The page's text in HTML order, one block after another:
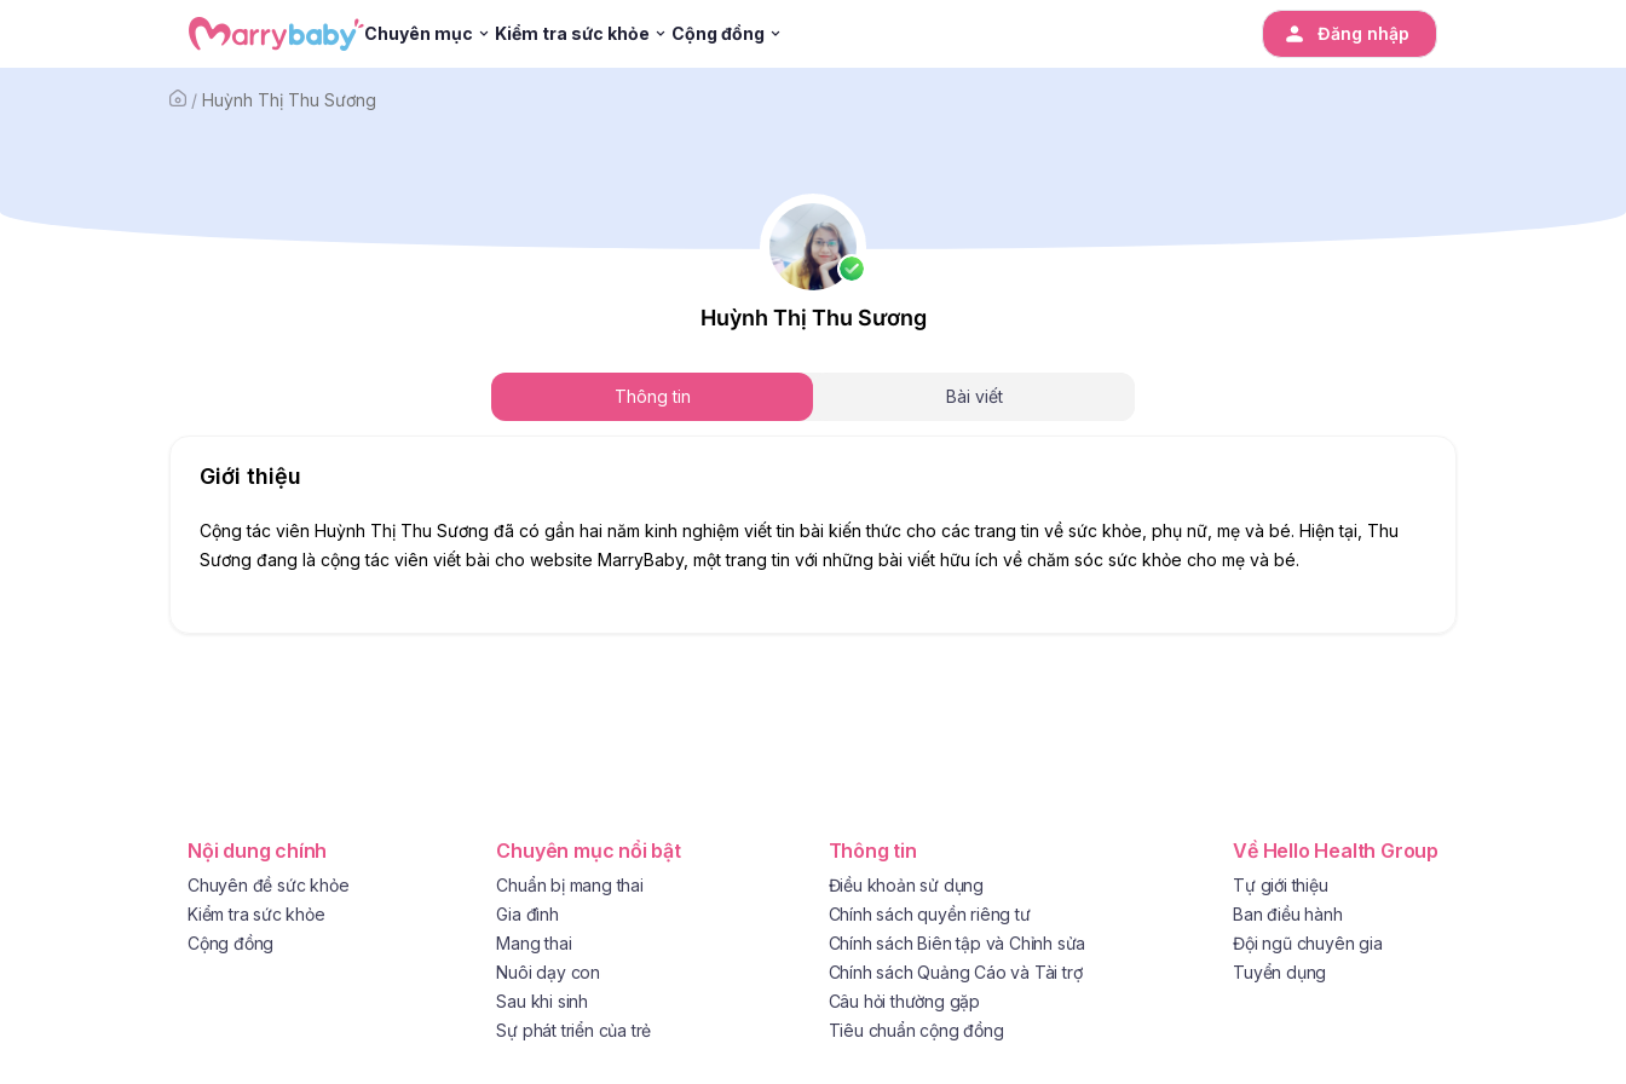
Chuyên mục Kiểm tra sức khỏe Cộng đồng Đăng nhập
/ Huỳnh Thị Thu Sương
Huỳnh Thị Thu Sương
Thông tin Bài viết
Giới thiệu
Cộng tác viên Huỳnh Thị Thu Sương đã có gần hai năm kinh nghiệm viết tin bài kiến thức cho các trang tin về sức khỏe, phụ nữ, mẹ và bé. Hiện tại, Thu
Sương đang là cộng tác viên viết bài cho website MarryBaby, một trang tin với những bài viết hữu ích về chăm sóc sức khỏe cho mẹ và bé.
Nội dung chính
Chuyên đề sức khỏe
Kiểm tra sức khỏe
Cộng đồng
Chuyên mục nổi bật
Chuẩn bị mang thai
Gia đình
Mang thai
Nuôi dạy con
Sau khi sinh
Sự phát triển của trẻ
Thông tin
Điều khoản sử dụng
Chính sách quyền riêng tư
Chính sách Biên tập và Chỉnh sửa
Chính sách Quảng Cáo và Tài trợ
Câu hỏi thường gặp
Tiêu chuẩn cộng đồng
Về Hello Health Group
Tự giới thiệu
Ban điều hành
Đội ngũ chuyên gia
Tuyển dụng